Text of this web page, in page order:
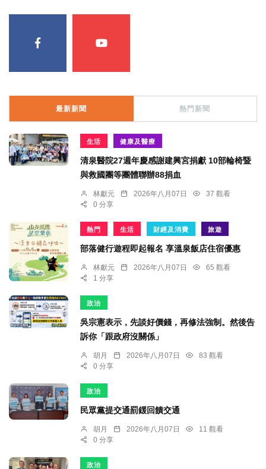
最新新聞 熱門新聞
生活 健康及醫療
清泉醫院27週年慶感謝建興宮捐獻 10部輪椅暨
與救國團等團體聯辦88捐血
林獻元 2026年八月07日
37 觀看
0 分享
熱門 生活 財經及消費 旅遊
部落健行遊程即起報名 享溫泉飯店住宿優惠
林獻元 2026年八月07日
65 觀看
1 分享
政治
吳宗憲表示，先談好價錢，再修法強制。然後告
訴你「跟政府沒關係」
胡月 2026年八月07日
83 觀看
0 分享
政治
民眾黨提交通罰鍰回饋交通
胡月 2026年八月07日
11 觀看
0 分享
政治